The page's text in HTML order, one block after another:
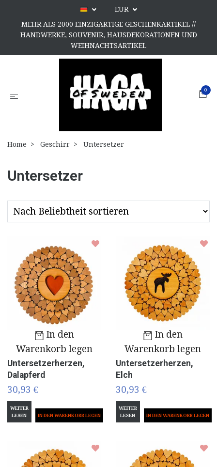
EUR
MEHR ALS 2000 EINZIGARTIGE GESCHENKARTIKEL //
HANDWERKE, SOUVENIR, HAUSDEKORATIONEN UND
WEIHNACHTSARTIKEL
0
Home Geschirr Untersetzer
Untersetzer
In den
Warenkorb legen
Untersetzerherzen,
Dalapferd
30,93 €
WEITER
LESEN
In den
Warenkorb legen
Untersetzerherzen,
Elch
30,93 €
WEITER
LESEN